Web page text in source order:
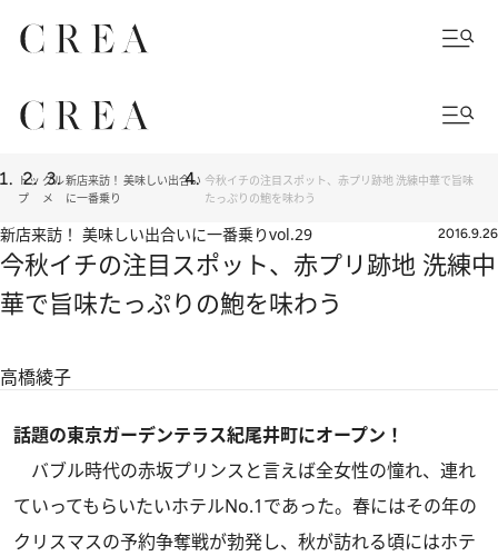
トッ
プ
グル
メ
新店来訪！ 美味しい出合い
に一番乗り
今秋イチの注目スポット、赤プリ跡地 洗練中華で旨味
たっぷりの鮑を味わう
新店来訪！ 美味しい出合いに一番乗りvol.29 2016.9.26
今秋イチの注目スポット、赤プリ跡地 洗練中
華で旨味たっぷりの鮑を味わう
高橋綾子
話題の東京ガーデンテラス紀尾井町にオープン！
バブル時代の赤坂プリンスと言えば全女性の憧れ、連れ
ていってもらいたいホテルNo.1であった。春にはその年の
クリスマスの予約争奪戦が勃発し、秋が訪れる頃にはホテ